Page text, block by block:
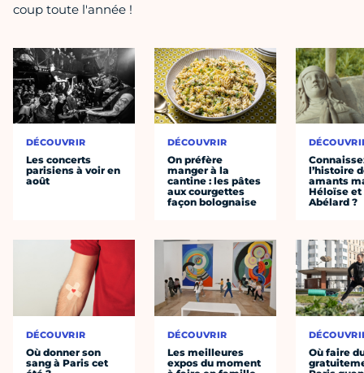
coup toute l'année !
DÉCOUVRIR
Les concerts
parisiens à voir en
août
DÉCOUVRIR
Où donner son
sang à Paris cet
DÉCOUVRIR
On préfère
manger à la
cantine : les pâtes
aux courgettes
façon bolognaise
DÉCOUVRIR
Les meilleures
expos du moment
l’histoire
amants
Héloïse et
Abélard ?
Où faire